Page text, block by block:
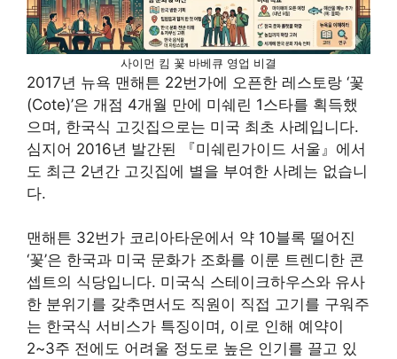
사이먼 킴 꽃 바베큐 영업 비결
2017년 뉴욕 맨해튼 22번가에 오픈한 레스토랑 ‘꽃
(Cote)’은 개점 4개월 만에 미쉐린 1스타를 획득했
으며, 한국식 고깃집으로는 미국 최초 사례입니다.
심지어 2016년 발간된 『미쉐린가이드 서울』에서
도 최근 2년간 고깃집에 별을 부여한 사례는 없습니
다.
맨해튼 32번가 코리아타운에서 약 10블록 떨어진
‘꽃’은 한국과 미국 문화가 조화를 이룬 트렌디한 콘
셉트의 식당입니다. 미국식 스테이크하우스와 유사
한 분위기를 갖추면서도 직원이 직접 고기를 구워주
는 한국식 서비스가 특징이며, 이로 인해 예약이
2~3주 전에도 어려울 정도로 높은 인기를 끌고 있